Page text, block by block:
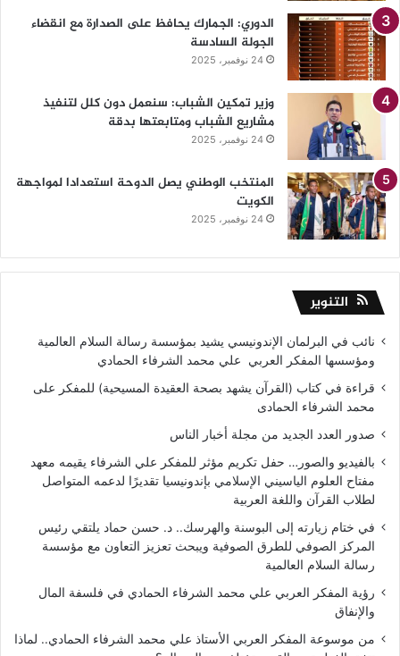
الدوري: الجمارك يحافظ على الصدارة مع انقضاء
الجولة السادسة
24 نوفمبر، 2025
وزير تمكين الشباب: سنعمل دون كلل لتنفيذ
مشاريع الشباب ومتابعتها بدقة
24 نوفمبر، 2025
المنتخب الوطني يصل الدوحة استعدادا لمواجهة
الكويت
24 نوفمبر، 2025
التنوير
نائب في البرلمان الإندونيسي يشيد بمؤسسة رسالة السلام العالمية
ومؤسسها المفكر العربي علي محمد الشرفاء الحمادي
قراءة في كتاب (القرآن يشهد بصحة العقيدة المسيحية) للمفكر على
محمد الشرفاء الحمادى
صدور العدد الجديد من مجلة أخبار الناس
بالفيديو والصور… حفل تكريم مؤثر للمفكر علي الشرفاء يقيمه معهد
مفتاح العلوم الياسيني الإسلامي بإندونيسيا تقديرًا لدعمه المتواصل
لطلاب القرآن واللغة العربية
في ختام زيارته إلى البوسنة والهرسك.. د. حسن حماد يلتقي رئيس
المركز الصوفي للطرق الصوفية ويبحث تعزيز التعاون مع مؤسسة
رسالة السلام العالمية
رؤية المفكر العربي علي محمد الشرفاء الحمادي في فلسفة المال
والإنفاق
من موسوعة المفكر العربي الأستاذ علي محمد الشرفاء الحمادي.. لماذا